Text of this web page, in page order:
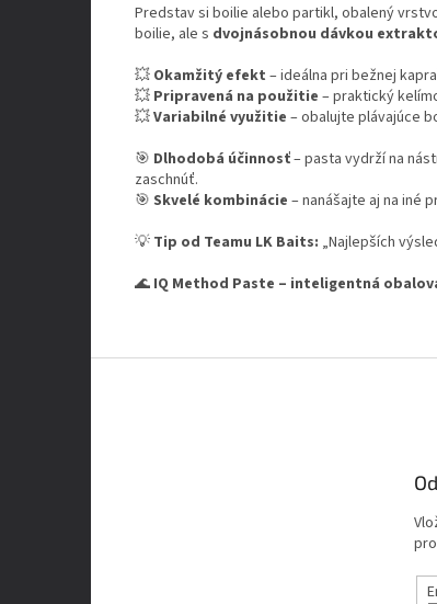
Predstav si boilie alebo partikl, obalený
boilie, ale s dvojnásobnou dávkou
💥 Okamžitý efekt – ideálna pri bežnej
💥 Pripravená na použitie – praktický
💥Variabilné využitie – obalujte plávajúce
🎯 Dlhodobá účinnosť– pasta vydrží na
zaschnúť.
🎯 Skvelé kombinácie – nanášajte aj na iné
💡 Tip od Teamu LK Baits: „Najlepších
🌊 IQ Method Paste – inteligentná